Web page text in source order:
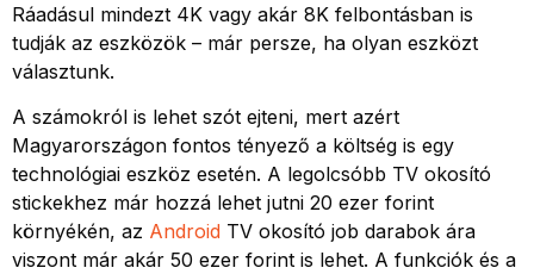
Ráadásul mindezt 4K vagy akár 8K felbontásban is
tudják az eszközök – már persze, ha olyan eszközt
választunk.
A számokról is lehet szót ejteni, mert azért
Magyarországon fontos tényező a költség is egy
technológiai eszköz esetén. A legolcsóbb TV okosító
stickekhez már hozzá lehet jutni 20 ezer forint
környékén, az Android TV okosító job darabok ára
viszont már akár 50 ezer forint is lehet. A funkciók és a